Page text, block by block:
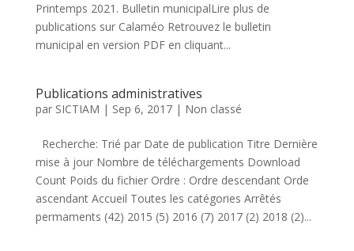
Printemps 2021. Bulletin municipalLire plus de
publications sur Calaméo Retrouvez le bulletin
municipal en version PDF en cliquant...
Publications administratives
par SICTIAM | Sep 6, 2017| Non classé
Recherche: Trié par Date de publication Titre Dernière
mise à jour Nombre de téléchargements Download
Count Poids du fichier Ordre : Ordre descendant Orde
ascendant Accueil Toutes les catégories Arrêtés
permaments (42) 2015 (5) 2016 (7) 2017 (2) 2018 (2)...